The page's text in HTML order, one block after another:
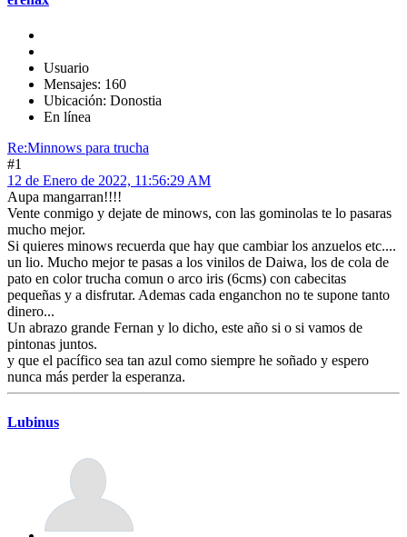
Usuario
Mensajes: 160
Ubicación: Donostia
En línea
Re:Minnows para trucha
#1
12 de Enero de 2022, 11:56:29 AM
Aupa mangarran!!!!
Vente conmigo y dejate de minows, con las gominolas te lo pasaras
mucho mejor.
Si quieres minows recuerda que hay que cambiar los anzuelos etc....
un lio. Mucho mejor te pasas a los vinilos de Daiwa, los de cola de
pato en color trucha comun o arco iris (6cms) con cabecitas
pequeñas y a disfrutar. Ademas cada enganchon no te supone tanto
dinero...
Un abrazo grande Fernan y lo dicho, este año si o si vamos de
pintonas juntos.
y que el pacífico sea tan azul como siempre he soñado y espero
nunca más perder la esperanza.
Lubinus